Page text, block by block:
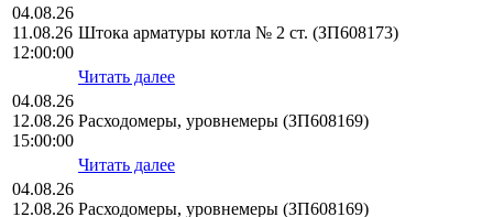
04.08.26
11.08.26
12:00:00
Штока арматуры котла № 2 ст. (ЗП608173)
Читать далее
04.08.26
12.08.26
15:00:00
Расходомеры, уровнемеры (ЗП608169)
Читать далее
04.08.26
12.08.26 Расходомеры, уровнемеры (ЗП608169)